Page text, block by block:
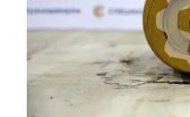
sksale@skdst.ru
+7 (499) 394-50-93